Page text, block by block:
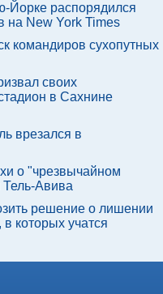
Йорке распорядился
на New York Times
командиров сухопутных
своих
в Сахнине
врезался в
о "чрезвычайном
Авива
решение о лишении
которых учатся